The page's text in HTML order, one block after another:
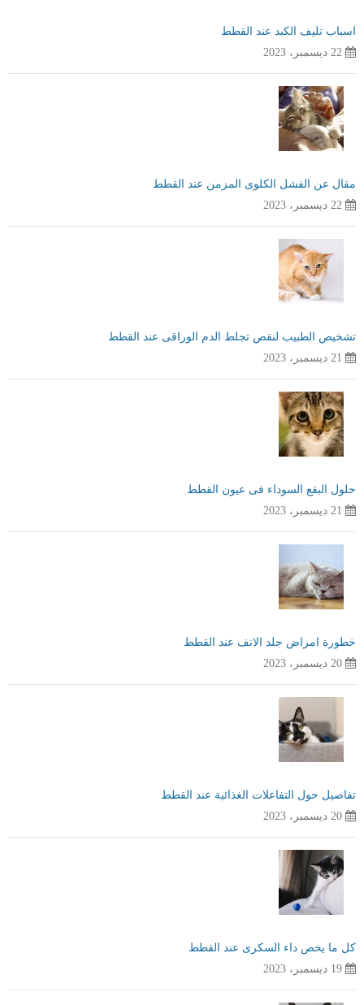
اسباب تليف الكبد عند القطط
22 ديسمبر، 2023
مقال عن الفشل الكلوى المزمن عند القطط
22 ديسمبر، 2023
تشخيص الطبيب لنقص تجلط الدم الوراقى عند القطط
21 ديسمبر، 2023
حلول البقع السوداء فى عيون القطط
21 ديسمبر، 2023
خطورة امراض جلد الانف عند القطط
20 ديسمبر، 2023
تفاصيل حول التفاعلات الغذائية عند القطط
20 ديسمبر، 2023
كل ما يخص داء السكرى عند القطط
19 ديسمبر، 2023